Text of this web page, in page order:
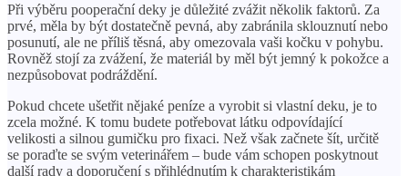
Při výběru pooperační deky je důležité zvážit několik faktorů. Za
prvé, měla by být dostatečně pevná, aby zabránila sklouznutí nebo
posunutí, ale ne příliš těsná, aby omezovala vaši kočku v pohybu.
Rovněž stojí za zvážení, že materiál by měl být jemný k pokožce a
nezpůsobovat podráždění.
Pokud chcete ušetřit nějaké peníze a vyrobit si vlastní deku, je to
zcela možné. K tomu budete potřebovat látku odpovídající
velikosti a silnou gumičku pro fixaci. Než však začnete šít, určitě
se poraďte se svým veterinářem – bude vám schopen poskytnout
další rady a doporučení s přihlédnutím k charakteristikám